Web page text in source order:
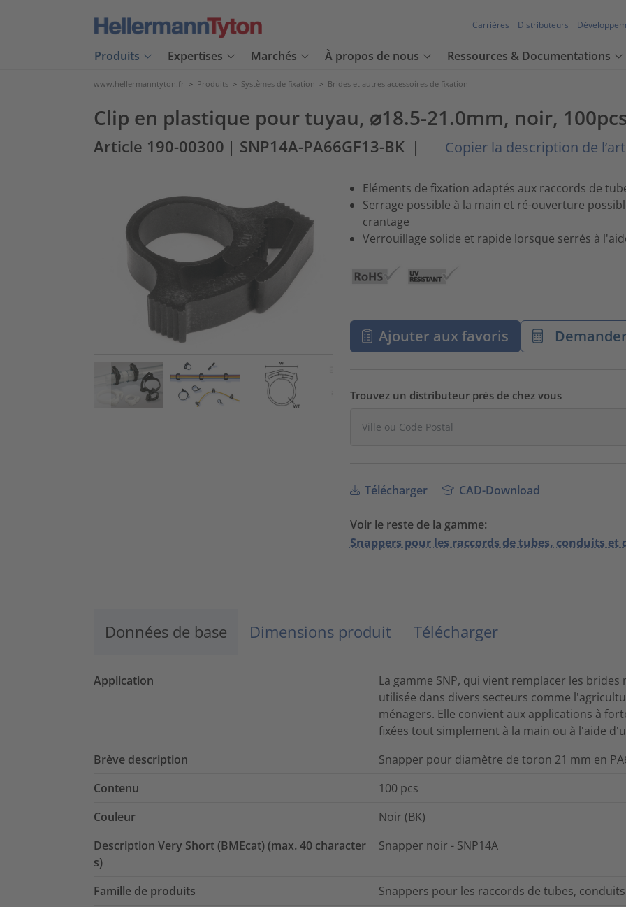
Carrières Distributeurs
Produits Expertises Marchés À propos de nous Ressources & Documentations
www.hellermanntyton.fr > Produits > Systèmes de fixation > Brides et autres accessoires de fixation
Clip en plastique pour tuyau, ⌀18.5-21.0mm, noir,
Article 190-00300 | SNP14A-PA66GF13-BK | Copier la description de
Eléments de fixation adaptés aux raccords de
Serrage possible à la main et ré-ouverture
crantage
Verrouillage solide et rapide lorsque serrés à
Ajouter aux favoris
Trouvez un distributeur près de chez vous
Télécharger CAD-Download
Voir le reste de la gamme:
Snappers pour les raccords de tubes, conduits et
Données de base Dimensions produit Télécharger
Application
La gamme SNP, qui vient remplacer les
utilisée dans divers secteurs comme
ménagers. Elle convient aux applications à
fixées tout simplement à la main ou à l'aide
Brève description
Snapper pour diamètre de toron 21 mm en
Contenu
100 pcs
Couleur
Noir (BK)
Description Very Short (BMEcat) (max. 40 character
s)
Snapper noir - SNP14A
Famille de produits
Snappers pour les raccords de tubes,